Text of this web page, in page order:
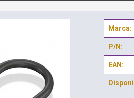
Marca:
P/N:
EAN: